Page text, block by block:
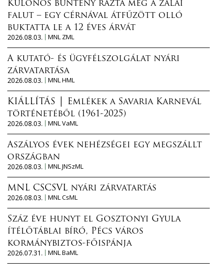
Különös bűntény rázta meg a zalai
falut – egy cérnával átfűzött olló
buktatta le a 12 éves árvát
2026.08.03.
MNL ZML
A kutató- és ügyfélszolgálat nyári
zárvatartása
2026.08.03.
MNL HML
KIÁLLÍTÁS │ Emlékek a Savaria Karnevál
történetéből (1961-2025)
2026.08.03.
MNL VaML
Aszályos évek nehézségei egy megszállt
országban
2026.08.03.
MNL JNSzML
MNL CSCSVL nyári zárvatartás
2026.08.03.
MNL CsML
Száz éve hunyt el Gosztonyi Gyula
ítélőtáblai bíró, Pécs város
kormánybiztos-főispánja
2026.07.31.
MNL BaML